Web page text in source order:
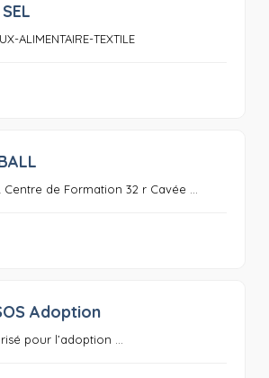
ALIMENTAIRE-TEXTILE
Centre de Formation 32 r Cavée ...
Adoption
pour l’adoption ...